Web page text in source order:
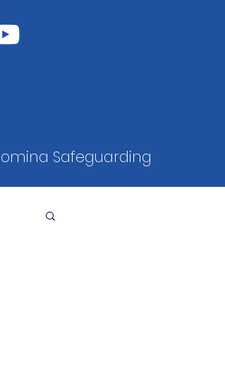
Safeguarding